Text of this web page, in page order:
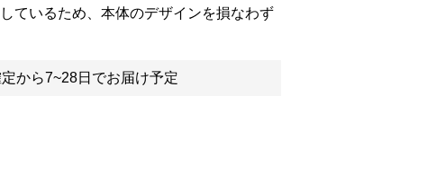
ているため、本体のデザインを損なわず
から7~28日でお届け予定